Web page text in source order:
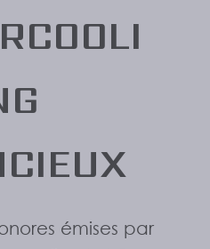
émises par